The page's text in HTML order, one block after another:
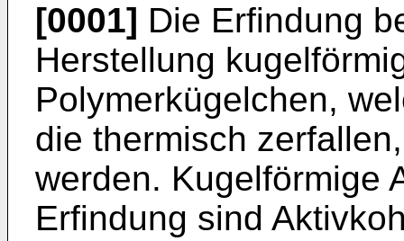
[0001] Die Erfindung
Herstellung
Polymerkügelchen,
die thermisch
werden. Kugelförmige
Erfindung sind